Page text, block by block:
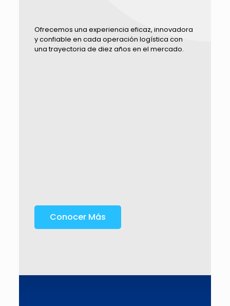
Ofrecemos una experiencia eficaz, innovadora
y confiable en cada operación logística con
una trayectoria de diez años en el mercado.
Conocer Más